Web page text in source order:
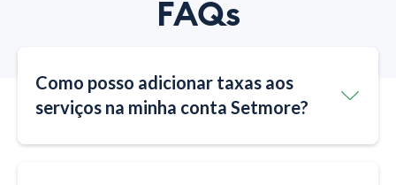
FAQs
Como posso adicionar taxas aos
serviços na minha conta Setmore?